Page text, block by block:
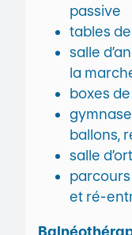
passive
tables
salle
la
boxes
ballons,
salle
et ré-